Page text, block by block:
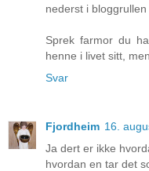
nederst i
Sprek farmor du
henne i livet sitt,
Svar
Fjordheim 16.
Ja dert er ikke
hvordan en tar det